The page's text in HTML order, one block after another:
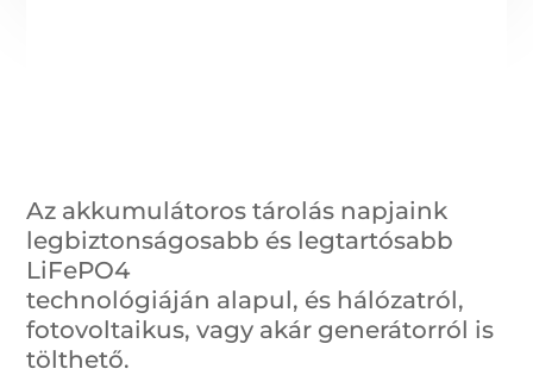
Az akkumulátoros tárolás napjaink
legbiztonságosabb és legtartósabb
LiFePO4
technológiáján alapul, és hálózatról,
fotovoltaikus, vagy akár generátorról is
tölthető.